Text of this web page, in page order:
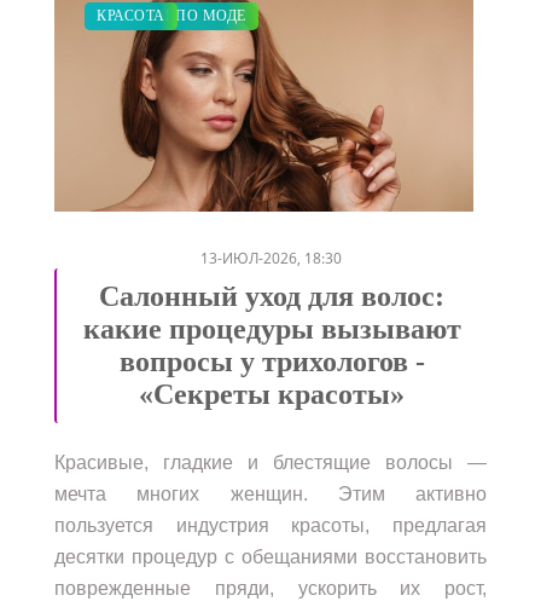
ЗАКУПКИ ПО МОДЕ
КРАСОТА
13-ИЮЛ-2026, 18:30
Салонный уход для волос:
какие процедуры вызывают
вопросы у трихологов -
«Секреты красоты»
Красивые, гладкие и блестящие волосы —
мечта многих женщин. Этим активно
пользуется индустрия красоты, предлагая
десятки процедур с обещаниями восстановить
поврежденные пряди, ускорить их рост,